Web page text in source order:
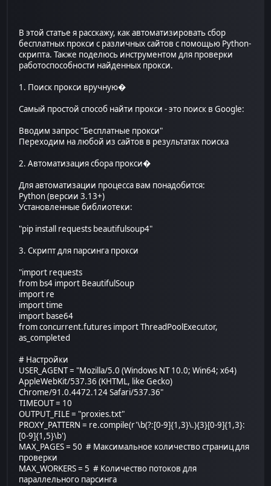
В этой статье я расскажу, как автоматизировать сбор
бесплатных прокси с различных сайтов с помощью Python-
скрипта. Также поделюсь инструментом для проверки
работоспособности найденных прокси.
1. Поиск прокси вручную�
Самый простой способ найти прокси - это поиск в Google:
Вводим запрос "Бесплатные прокси"
Переходим на любой из сайтов в результатах поиска
2. Автоматизация сбора прокси�
Для автоматизации процесса вам понадобится:
Python (версии 3.13+)
Установленные библиотеки:
"pip install requests beautifulsoup4"
3. Скрипт для парсинга прокси
"import requests
from bs4 import BeautifulSoup
import re
import time
import base64
from concurrent.futures import ThreadPoolExecutor,
as_completed
# Настройки
USER_AGENT = "Mozilla/5.0 (Windows NT 10.0; Win64; x64)
AppleWebKit/537.36 (KHTML, like Gecko)
Chrome/91.0.4472.124 Safari/537.36"
TIMEOUT = 10
OUTPUT_FILE = "proxies.txt"
PROXY_PATTERN = re.compile(r'\b(?:[0-9]{1,3}\.){3}[0-9]{1,3}:
[0-9]{1,5}\b')
MAX_PAGES = 50 # Максимальное количество страниц для
проверки
MAX_WORKERS = 5 # Количество потоков для
параллельного парсинга